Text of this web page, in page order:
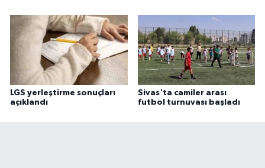
LGS yerleştirme sonuçları
açıklandı
Sivas'ta camiler arası
futbol turnuvası başladı